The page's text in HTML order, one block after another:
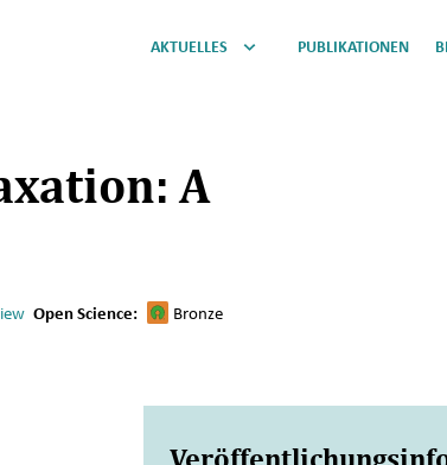
AKTUELLES PUBLIKATIONEN
A
Open Science: Bronze